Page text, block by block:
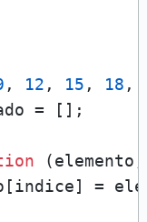
, 12 , 15 , 18 ,
= [];
(
=